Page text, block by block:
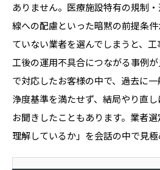
ありません。医療施設特有の規制
線への配慮といった暗黙の前提条
ていない業者を選んでしまうと、
工後の運用不具合につながる事例
で対応したお客様の中で、過去に
浄度基準を満たせず、結局やり直
お聞きしたこともあります。業者
理解しているか」を会話の中で見極